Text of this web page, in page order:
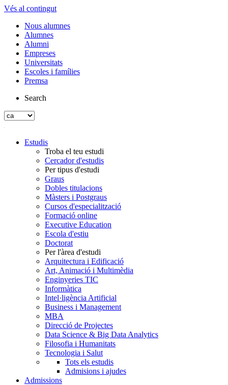
Vés al contingut
Nous alumnes
Alumnes
Alumni
Empreses
Universitats
Escoles i famílies
Premsa
Search
Estudis
Troba el teu estudi
Cercador d'estudis
Per tipus d'estudi
Graus
Dobles titulacions
Màsters i Postgraus
Cursos d'especialització
Formació online
Executive Education
Escola d'estiu
Doctorat
Per l'àrea d'estudi
Arquitectura i Edificació
Art, Animació i Multimèdia
Enginyeries TIC
Informàtica
Intel·ligència Artificial
Business i Management
MBA
Direcció de Projectes
Data Science & Big Data Analytics
Filosofia i Humanitats
Tecnologia i Salut
Tots els estudis
Admisions i ajudes
Admissions